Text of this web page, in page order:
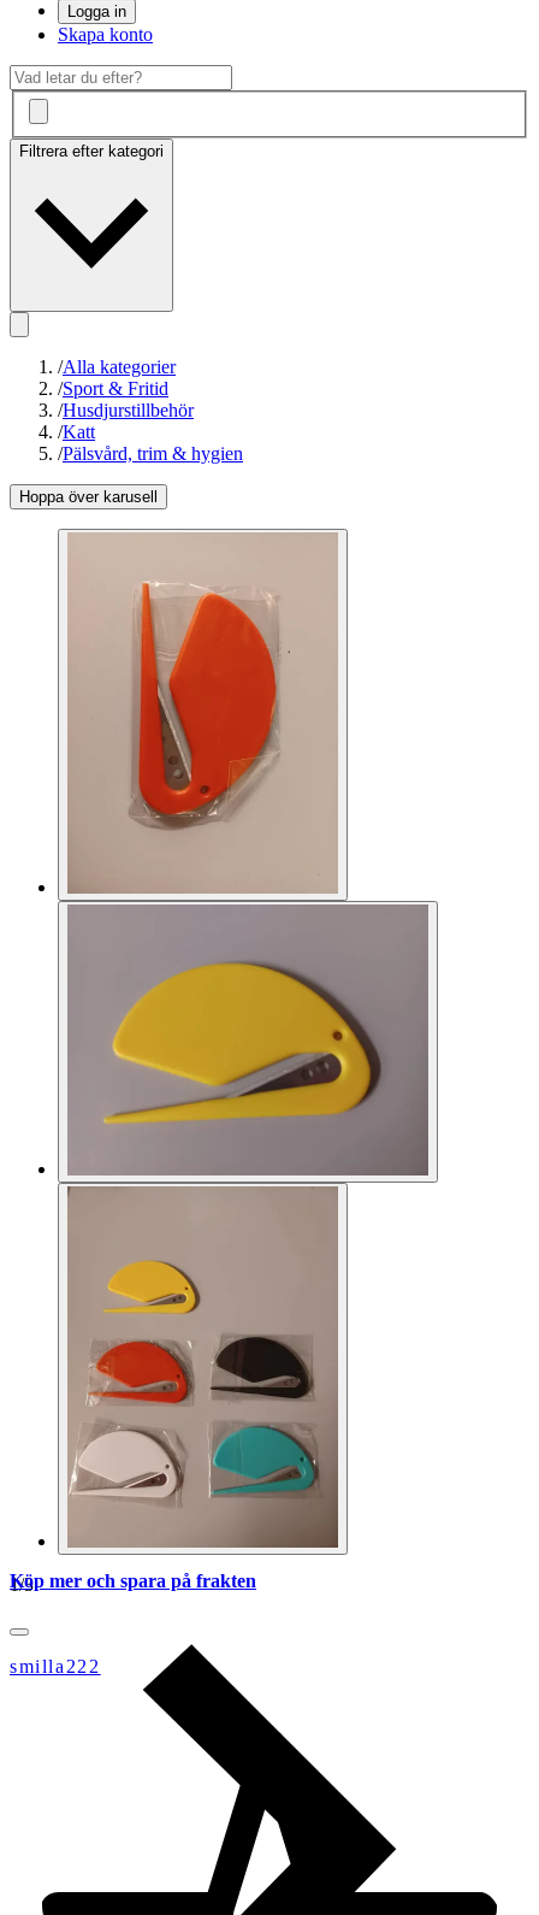
Logga in
Skapa konto
Filtrera efter kategori
/Alla kategorier
/Sport & Fritid
/Husdjurstillbehör
/Katt
/Pälsvård, trim & hygien
Hoppa över karusell
1/3
smilla222
Köp mer och spara på frakten